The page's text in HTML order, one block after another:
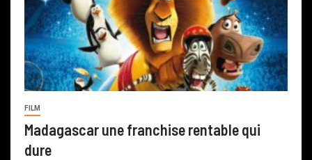
FILM
Madagascar une franchise rentable qui
dure